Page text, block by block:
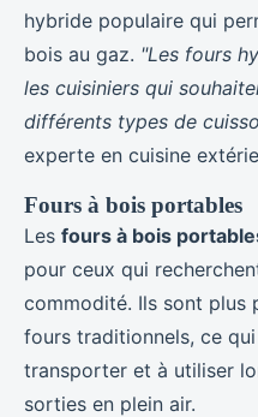
hybride populaire qui
bois au gaz. "Les fours
les cuisiniers qui
différents types de
experte en cuisine
Fours à bois portables
Les fours à bois
pour ceux qui
commodité. Ils sont plus
fours traditionnels, ce
transporter et à utiliser
sorties en plein air.